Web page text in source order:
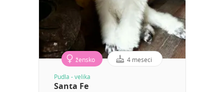
žensko 4 meseci
Pudla - velika
Santa Fe